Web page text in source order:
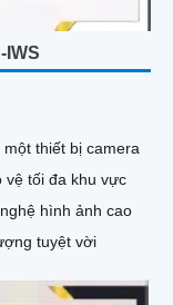
IWS
thiết bị camera
vệ tối đa khu vực
tuyệt vời